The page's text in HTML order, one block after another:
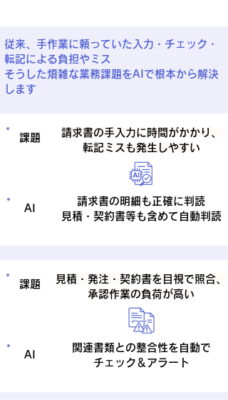
従来、手作業に頼っていた入力・チェック・
転記による負担やミス
そうした煩雑な業務課題をAIで根本から解決
します
​課題
​請求書の手入力に時間がかかり、
転記ミスも発生しやすい
AI
請求書の明細も正確に判読
見積・契約書等も含めて自動判読
​課題
見積・発注・契約書を目視で照合、
承認作業の負荷が高い
AI
関連書類との整合性を自動で
チェック＆アラート